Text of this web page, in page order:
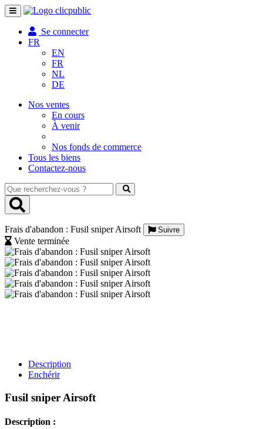
Toggle
navigation
Se connecter
FR
EN
FR
NL
DE
Nos ventes
En cours
À venir
Nos fonds de commerce
Tous les biens
Contactez-nous
Que
recherchez-
vous
Frais d'abandon : Fusil sniper Airsoft
Suivre
Vente terminée
Description
Enchérir
Fusil sniper Airsoft
Description :